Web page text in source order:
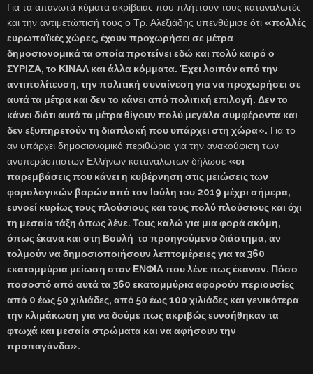
Για τα απανωτά κύματα ακρίβειας που πλήττουν τους καταναλωτές
και την αντιμετώπισή τους ο Τρ. Αλεξιάδης υπενθύμισε ότι «πολλές
ευρωπαϊκές χώρες, έχουν προχωρήσει σε μέτρα
δημοσιονομικά τα οποία προτείνει εδώ και πολύ καιρό ο
ΣΥΡΙΖΑ, το ΚΙΝΑΛ και άλλα κόμματα. Έχει λοιπόν από την
αντιπολίτευση, την πολιτική συναίνεση για να προχωρήσει σε
αυτά τα μέτρα και δεν το κάνει από πολιτική επιλογή. Δεν το
κάνει διότι αυτά τα μέτρα θίγουν πολύ μεγάλα συμφέροντα και
δεν εξυπηρετούν τη διαπλοκή που υπάρχει στη χώρα». Για το
αν υπάρχει δημοσιονομικό περιθώριο για την ανακούφιση των
ανυπεράσπιστων Ελλήνων καταναλωτών δήλωσε «οι
παρεμβάσεις που κάνει η κυβέρνηση στις μειώσεις των
φορολογικών βαρών από τον Ιούλη του 2019 μέχρι σήμερα,
ευνοεί κυρίως τους πλούσιους και τους πολύ πλούσιους και όχι
τη μεσαία τάξη όπως λένε. Τους καλώ για μια φορά ακόμη,
όπως έκανα και στη Βουλή το προηγούμενο διάστημα, αν
τολμούν να δημοσιοποιήσουν λεπτομέρειες για τα 360
εκατομμύρια μείωση στον ΕΝΦΙΑ που λένε πως έκαναν. Πόσο
ποσοστό από αυτά τα 360 εκατομμύρια αφορούν περιουσίες
από 0 έως 50 χιλιάδες, από 50 έως 100 χιλιάδες και γενικότερα
την κλιμάκωση για να δούμε πως ακριβώς ευνοήθηκαν τα
φτωχά και μεσαία στρώματα και να αφήσουν την
προπαγάνδα».